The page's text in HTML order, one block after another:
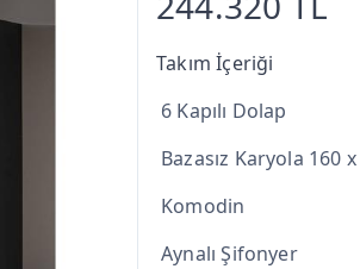
Takım İçeriği
6 Kapılı Dolap
Bazasız Karyola 160
Komodin
Aynalı Şifonyer